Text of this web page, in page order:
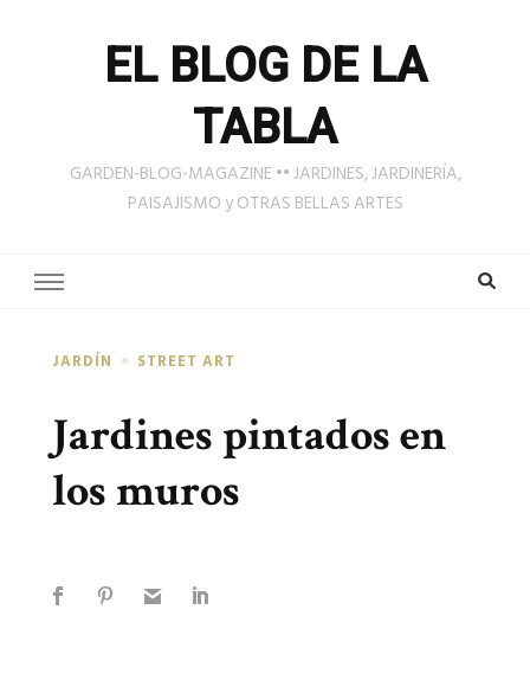
EL BLOG DE LA
TABLA
GARDEN-BLOG-MAGAZINE •• JARDINES, JARDINERÍA,
PAISAJISMO y OTRAS BELLAS ARTES
JARDÍN STREET ART
Jardines pintados en
los muros